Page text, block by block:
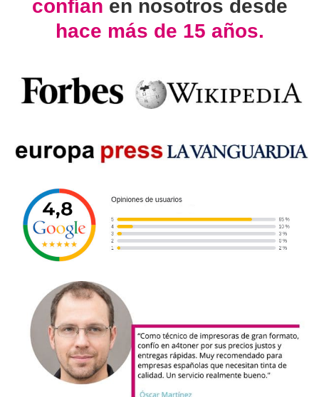
confían en nosotros desde
hace más de 15 años.